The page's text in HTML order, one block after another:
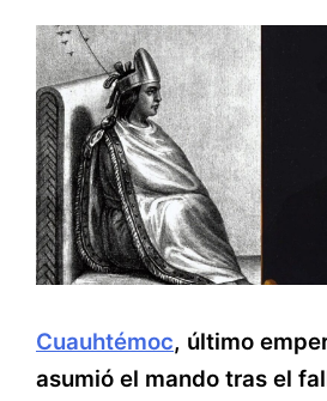
Cuauhtémoc, último
asumió el mando tras el